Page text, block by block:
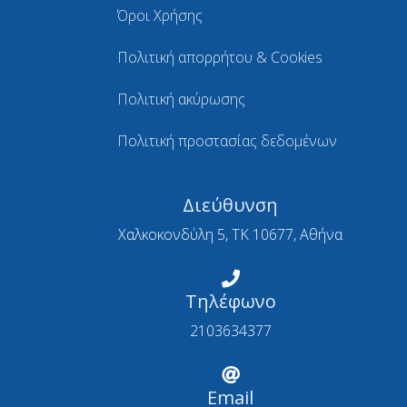
Όροι Χρήσης
Πολιτική απορρήτου & Cookies
Πολιτική ακύρωσης
Πολιτική προστασίας δεδομένων
Διεύθυνση
Χαλκοκονδύλη 5, ΤΚ 10677, Αθήνα
Τηλέφωνο
2103634377
Email